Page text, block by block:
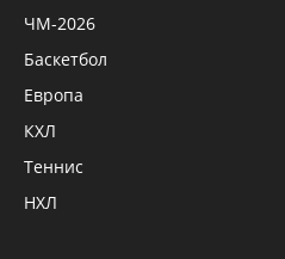
ЧМ-2026
Баскетбол
Европа
КХЛ
Теннис
НХЛ